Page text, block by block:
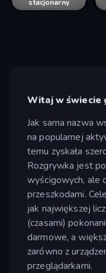
stacjonarny
Witaj w świecie
Jak sama nazwa
na popularnej
temu zyskała
Rozgrywka jest
wyścigowych, ale
przeszkodami.
jak największej
(czasami)
darmowe, a
zarówno z
przeglądarkami.